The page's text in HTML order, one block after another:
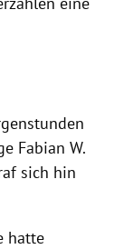
Fabian W.
sich hin
hatte